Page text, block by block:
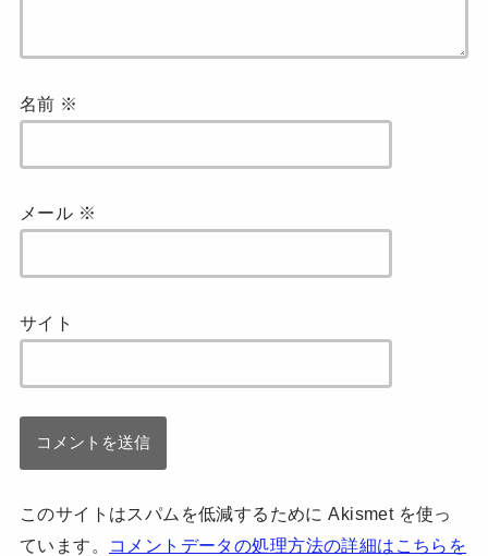
名前 ※
メール ※
サイト
このサイトはスパムを低減するために Akismet を使っ
ています。
コメントデータの処理方法の詳細はこちらを